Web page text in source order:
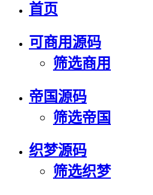
首页
可商用源码
筛选商用
帝国源码
筛选帝国
织梦源码
筛选织梦